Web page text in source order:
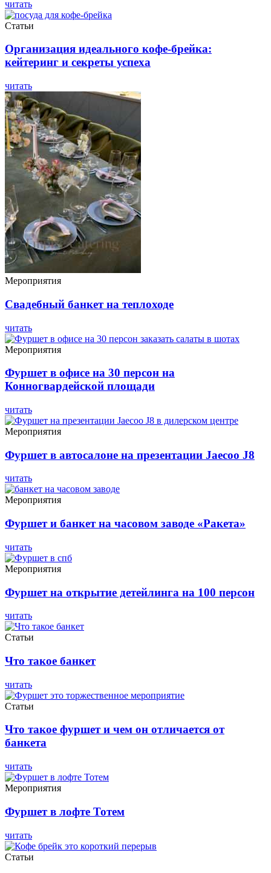
читать
Статьи
Организация идеального кофе-брейка:
кейтеринг и секреты успеха
читать
Мероприятия
Свадебный банкет на теплоходе
читать
Мероприятия
Фуршет в офисе на 30 персон на
Конногвардейской площади
читать
Мероприятия
Фуршет в автосалоне на презентации Jaecoo J8
читать
Мероприятия
Фуршет и банкет на часовом заводе «Ракета»
читать
Мероприятия
Фуршет на открытие детейлинга на 100 персон
читать
Статьи
Что такое банкет
читать
Статьи
Что такое фуршет и чем он отличается от
банкета
читать
Мероприятия
Фуршет в лофте Тотем
читать
Статьи